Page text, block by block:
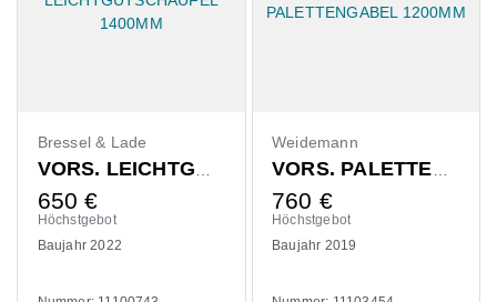
Bressel & Lade
VORS. LEICHTGUTSCHAUFEL 1400MM
650 €
Höchstgebot
Baujahr 2022
Weidemann
VORS. PALETTENGABEL 1200MM
760 €
Höchstgebot
Baujahr 2019